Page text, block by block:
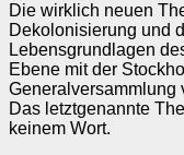
Die wirklich neuen
Dekolonisierung und
Lebensgrundlagen
Ebene mit der
Generalversammlung
Das letztgenannte
keinem Wort.